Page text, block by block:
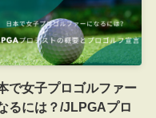
で女子プロゴルファー
るには？/JLPGAプロ